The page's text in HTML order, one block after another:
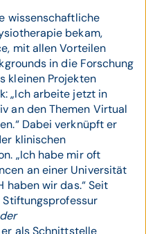
wissenschaftliche
bekam,
mit allen Vorteilen
in die Forschung
kleinen Projekten
„Ich arbeite jetzt in
an den Themen Virtual
Dabei verknüpft er
klinischen
„Ich habe mir oft
an einer Universität
haben wir das.“ Seit